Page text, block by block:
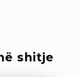
shitje